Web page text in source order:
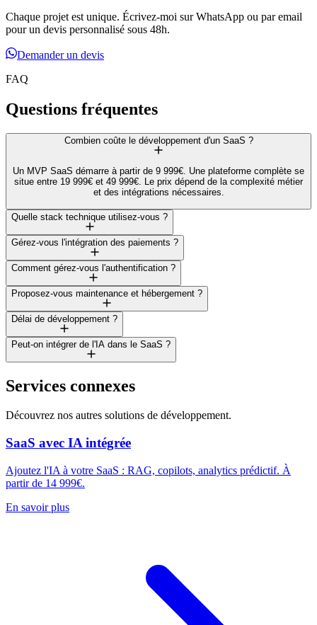
Chaque projet est unique. Écrivez-moi sur WhatsApp ou par email
pour un devis personnalisé sous 48h.
Demander un devis
FAQ
Questions fréquentes
Combien coûte le développement d'un SaaS ?
Un MVP SaaS démarre à partir de 9 999€. Une plateforme complète se
situe entre 19 999€ et 49 999€. Le prix dépend de la complexité métier
et des intégrations nécessaires.
Quelle stack technique utilisez-vous ?
Gérez-vous l'intégration des paiements ?
Comment gérez-vous l'authentification ?
Proposez-vous maintenance et hébergement ?
Délai de développement ?
Peut-on intégrer de l'IA dans le SaaS ?
Services connexes
Découvrez nos autres solutions de développement.
SaaS avec IA intégrée
Ajoutez l'IA à votre SaaS : RAG, copilots, analytics prédictif. À
partir de 14 999€.
En savoir plus